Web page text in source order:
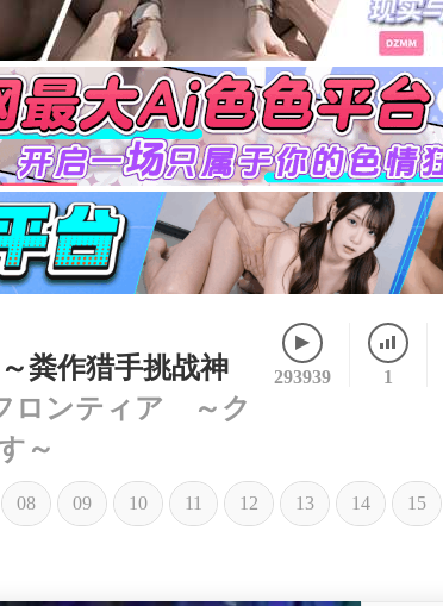
粪作猎手挑战神
ロンティア ～ク
～
293939 1
08 09 10 11 12 13 14 15